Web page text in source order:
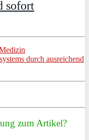
sofort
durch ausreichend
zum Artikel?